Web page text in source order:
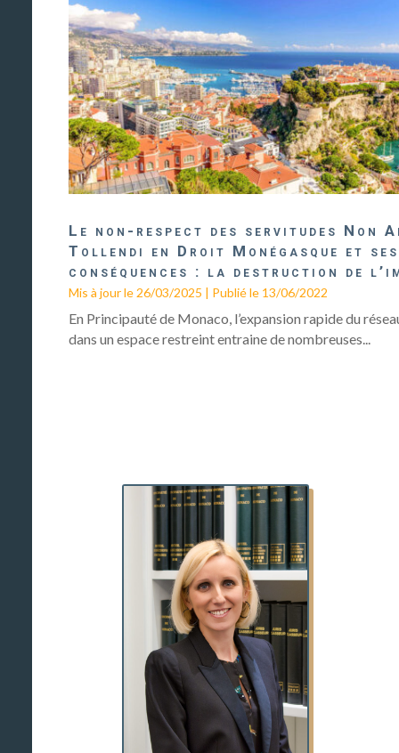
Le non-respect des servitudes Non
Tollendi en Droit Monégasque et ses
conséquences : la destruction de
Mis à jour le 26/03/2025 | Publié le 13/06/2022
En Principauté de Monaco, l’expansion rapide du
dans un espace restreint entraine de nombreuses...